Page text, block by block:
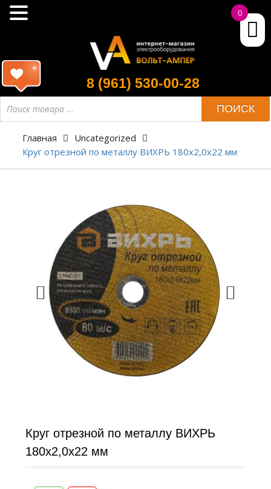
8 (961) 530-00-28
ПОИСК
Главная
Uncategorized
Круг отрезной по металлу ВИХРЬ 180х2,0х22 мм
Круг отрезной по металлу ВИХРЬ
180х2,0х22 мм
0